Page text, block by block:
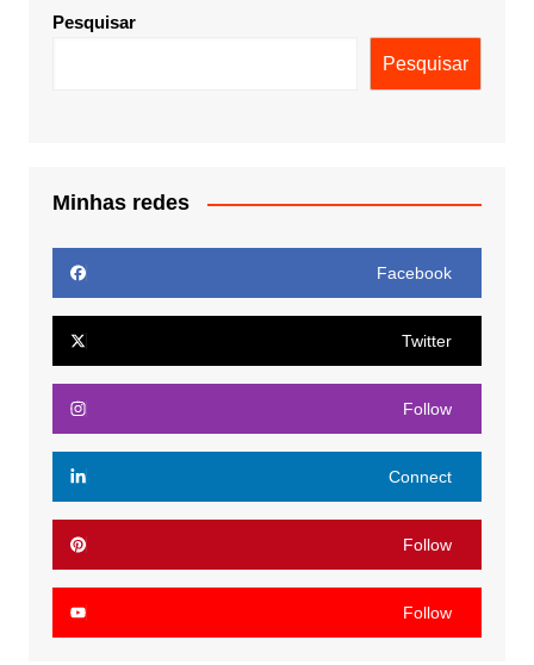
Pesquisar
Pesquisar
Minhas redes
Facebook
Twitter
Follow
Connect
Follow
Follow